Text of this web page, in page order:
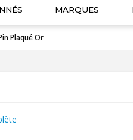
MARQUES
Plaqué Or